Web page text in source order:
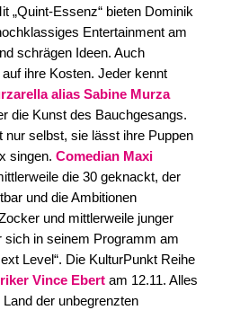
„Quint-Essenz“ bieten Dominik
Entertainment am
schrägen Ideen. Auch
ihre Kosten. Jeder kennt
alias Sabine Murza
die Kunst des Bauchgesangs.
nur selbst, sie lässt ihre Puppen
singen. Comedian Maxi
die 30 geknackt, der
und die Ambitionen
und mittlerweile junger
sich in seinem Programm am
Level“. Die KulturPunkt Reihe
Vince Ebertam 12.11. Alles
der unbegrenzten